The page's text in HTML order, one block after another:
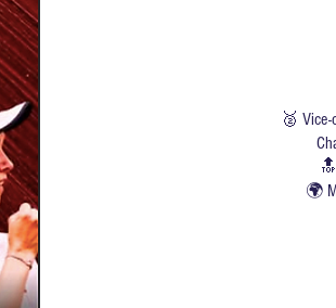
🥈 Vice-
🌍